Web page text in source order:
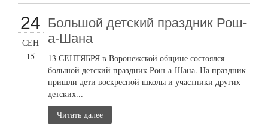
24
СЕН
15
Большой детский праздник Рош-
а-Шана
13 СЕНТЯБРЯ в Воронежской общине состоялся
большой детский праздник Рош-а-Шана. На праздник
пришли дети воскресной школы и участники других
детских...
Читать далее